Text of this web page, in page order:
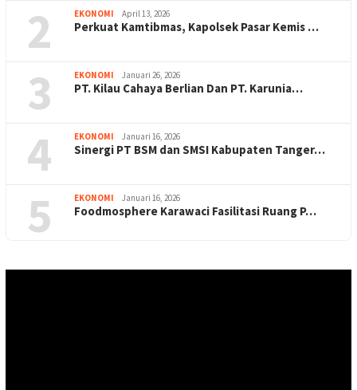
2 EKONOMI April 13, 2026
Perkuat Kamtibmas, Kapolsek Pasar Kemis …
3 EKONOMI Januari 26, 2026
PT. Kilau Cahaya Berlian Dan PT. Karunia…
4 EKONOMI Januari 16, 2026
Sinergi PT BSM dan SMSI Kabupaten Tanger…
5 EKONOMI Januari 16, 2026
Foodmosphere Karawaci Fasilitasi Ruang P…